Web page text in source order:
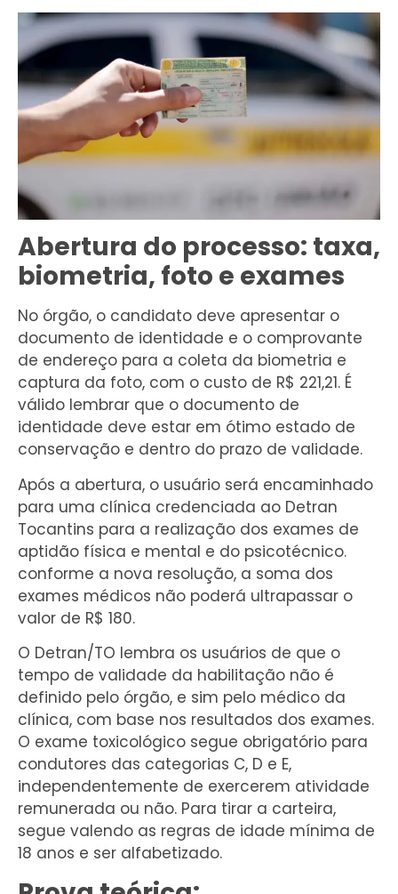
Abertura do processo: taxa,
biometria, foto e exames
No órgão, o candidato deve apresentar o
documento de identidade e o comprovante
de endereço para a coleta da biometria e
captura da foto, com o custo de R$ 221,21. É
válido lembrar que o documento de
identidade deve estar em ótimo estado de
conservação e dentro do prazo de validade.
Após a abertura, o usuário será encaminhado
para uma clínica credenciada ao Detran
Tocantins para a realização dos exames de
aptidão física e mental e do psicotécnico.
conforme a nova resolução, a soma dos
exames médicos não poderá ultrapassar o
valor de R$ 180.
O Detran/TO lembra os usuários de que o
tempo de validade da habilitação não é
definido pelo órgão, e sim pelo médico da
clínica, com base nos resultados dos exames.
O exame toxicológico segue obrigatório para
condutores das categorias C, D e E,
independentemente de exercerem atividade
remunerada ou não. Para tirar a carteira,
segue valendo as regras de idade mínima de
18 anos e ser alfabetizado.